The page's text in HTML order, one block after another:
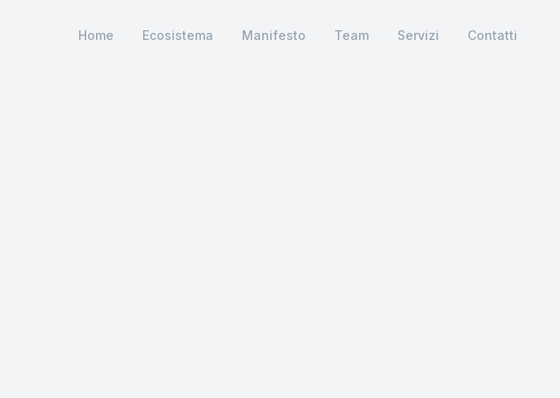
Home Ecosistema Manifesto Team Servizi Contatti